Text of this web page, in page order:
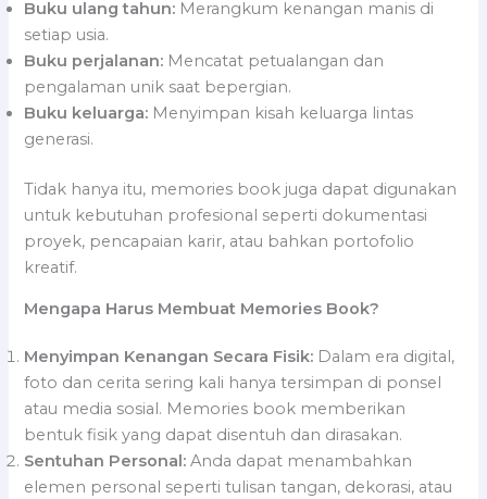
Buku ulang tahun: Merangkum kenangan manis di
setiap usia.
Buku perjalanan: Mencatat petualangan dan
pengalaman unik saat bepergian.
Buku keluarga: Menyimpan kisah keluarga lintas
generasi.
Tidak hanya itu, memories book juga dapat digunakan
untuk kebutuhan profesional seperti dokumentasi
proyek, pencapaian karir, atau bahkan portofolio
kreatif.
Mengapa Harus Membuat Memories Book?
Menyimpan Kenangan Secara Fisik: Dalam era digital,
foto dan cerita sering kali hanya tersimpan di ponsel
atau media sosial. Memories book memberikan
bentuk fisik yang dapat disentuh dan dirasakan.
Sentuhan Personal: Anda dapat menambahkan
elemen personal seperti tulisan tangan, dekorasi, atau